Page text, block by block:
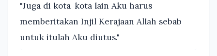
"Juga di kota-kota lain Aku harus
memberitakan Injil Kerajaan Allah sebab
untuk itulah Aku diutus."